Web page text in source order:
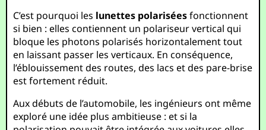
C’est pourquoi les lunettes polariséesfonctionnent
si bien : elles contiennent un polariseur vertical qui
bloque les photons polarisés horizontalement tout
en laissant passer les verticaux. En conséquence,
l’éblouissement des routes, des lacs et des pare-brise
est fortement réduit.
Aux débuts de l’automobile, les ingénieurs ont même
exploré une idée plus ambitieuse : et si la